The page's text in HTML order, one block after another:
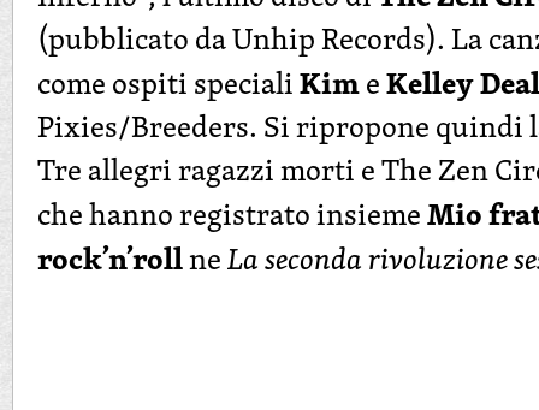
(pubblicato da Unhip Records). La
come ospiti specialiKimeKelley Deal
Pixies/Breeders. Si ripropone quindi
Tre allegri ragazzi morti e The Zen
che hanno registrato insiemeMio
rock’n’rollneLa seconda rivoluzione